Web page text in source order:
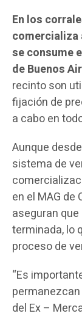
En los
comercializa
se consume
de Buenos
recinto son
fijación de
a cabo en
Aunque
sistema de
en el MAG de
aseguran
terminada, lo
proceso de
“Es
del Ex –